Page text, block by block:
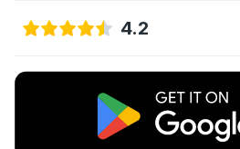
4.2